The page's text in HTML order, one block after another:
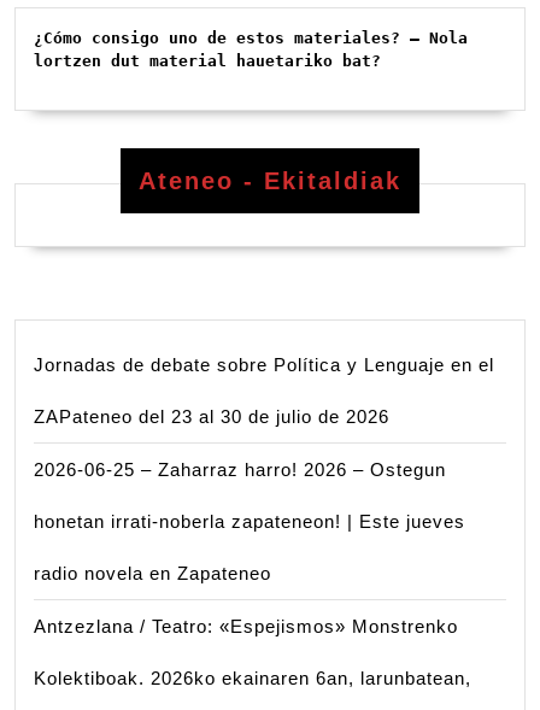
¿Cómo consigo uno de estos materiales? – Nola
lortzen dut material hauetariko bat?
Ateneo - Ekitaldiak
Jornadas de debate sobre Política y Lenguaje en el
ZAPateneo del 23 al 30 de julio de 2026
2026-06-25 – Zaharraz harro! 2026 – Ostegun
honetan irrati-noberla zapateneon! | Este jueves
radio novela en Zapateneo
Antzezlana / Teatro: «Espejismos» Monstrenko
Kolektiboak. 2026ko ekainaren 6an, larunbatean,